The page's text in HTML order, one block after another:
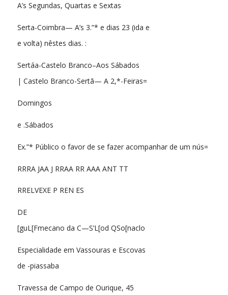
A’s Segundas, Quartas e Sextas
Serta-Coimbra— A’s 3.”* e dias 23 (ida e
e volta) nêstes dias. :
Sertáa-Castelo Branco–Aos Sábados
| Castelo Branco-Sertã— A 2,*-Feiras=
Domingos
e .Sábados
Ex.”* Público o favor de se fazer acompanhar de um nús=
RRRA JAA J RRAA RR AAA ANT TT
RRELVEXE P REN ES
DE
[guL[Fmecano da C—S’L[od QSo[naclo
Especialidade em Vassouras e Escovas
de -piassaba
Travessa de Campo de Ourique, 45